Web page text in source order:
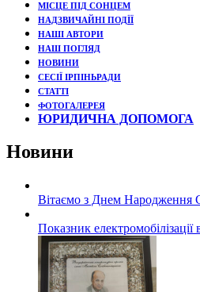
МІСЦЕ ПІД СОНЦЕМ
НАДЗВИЧАЙНІ ПОДЇЇ
НАШІ АВТОРИ
НАШ ПОГЛЯД
НОВИНИ
СЕСІЇ ІРПІНЬРАДИ
СТАТТІ
ФОТОГАЛЕРЕЯ
ЮРИДИЧНА ДОПОМОГА
Новини
Вітаємо з Днем Народження
Показник електромобілізації